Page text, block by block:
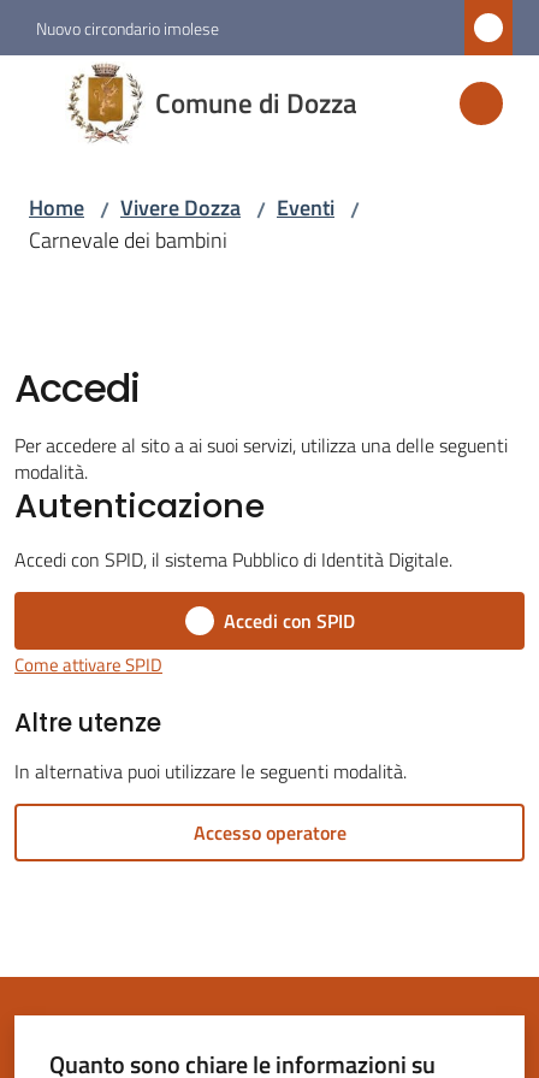
Vai al contenuto
Vai alla navigazione
Vai al footer
Nuovo circondario imolese
Comune di Dozza
Comune
di
Dozza
Servizi
Vivere
Dozza
on-
gli
Home / Vivere Dozza / Eventi /
Carnevale dei bambini
Accedi
Per accedere al sito a ai suoi servizi, utilizza una delle seguenti
modalità.
Autenticazione
Accedi con SPID, il sistema Pubblico di Identità Digitale.
Accedi con SPID
Come attivare SPID
Altre utenze
In alternativa puoi utilizzare le seguenti modalità.
Accesso operatore
Quanto sono chiare le informazioni su